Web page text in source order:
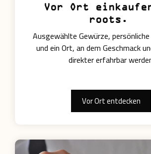
Vor Ort
roots.
Ausgewählte Gewürze,
und ein Ort, an dem Geschmack
direkter erfahrbar
Vor Ort entdecken